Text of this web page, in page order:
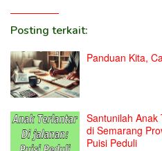
Posting terkait:
Panduan Kita,
Santunilah
di Semarang
Puisi Peduli